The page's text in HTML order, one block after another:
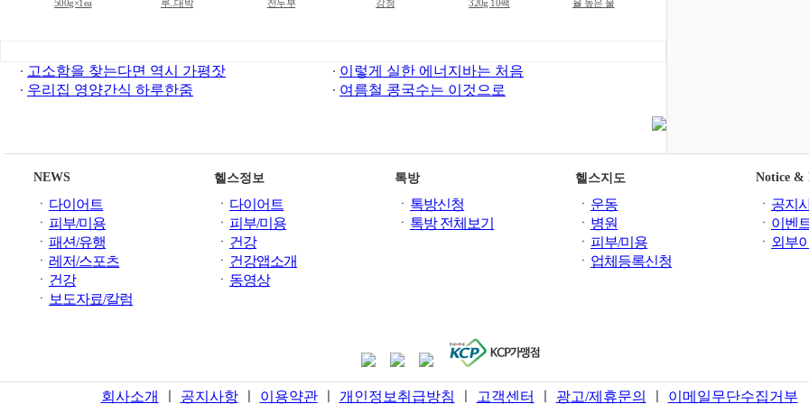
500g×1ea
루..대박
전두부
강청
320g 10팩
율 높은 물
고소함을 찾는다면 역시 가평잣
이렇게 실한 에너지바는 처음
우리집 영양간식 하루한줌
여름철 콩국수는 이것으로
NEWS
ㆍ 다이어트
ㆍ 피부/미용
ㆍ 패션/유행
ㆍ 레저/스포츠
ㆍ 건강
ㆍ 보도자료/칼럼
헬스정보
ㆍ 다이어트
ㆍ 피부/미용
ㆍ 건강
ㆍ 건강앱소개
ㆍ 동영상
톡방
ㆍ 톡방신청
ㆍ 톡방 전체보기
헬스지도
ㆍ 운동
ㆍ 병원
ㆍ 피부/미용
ㆍ 업체등록신청
Notice &
ㆍ 공지
ㆍ 이벤
ㆍ 외부
회사소개 공지사항ㅣ 이용약관ㅣ 개인정보취급방침 고객센터 광고/제휴문의 이메일무단수집거부